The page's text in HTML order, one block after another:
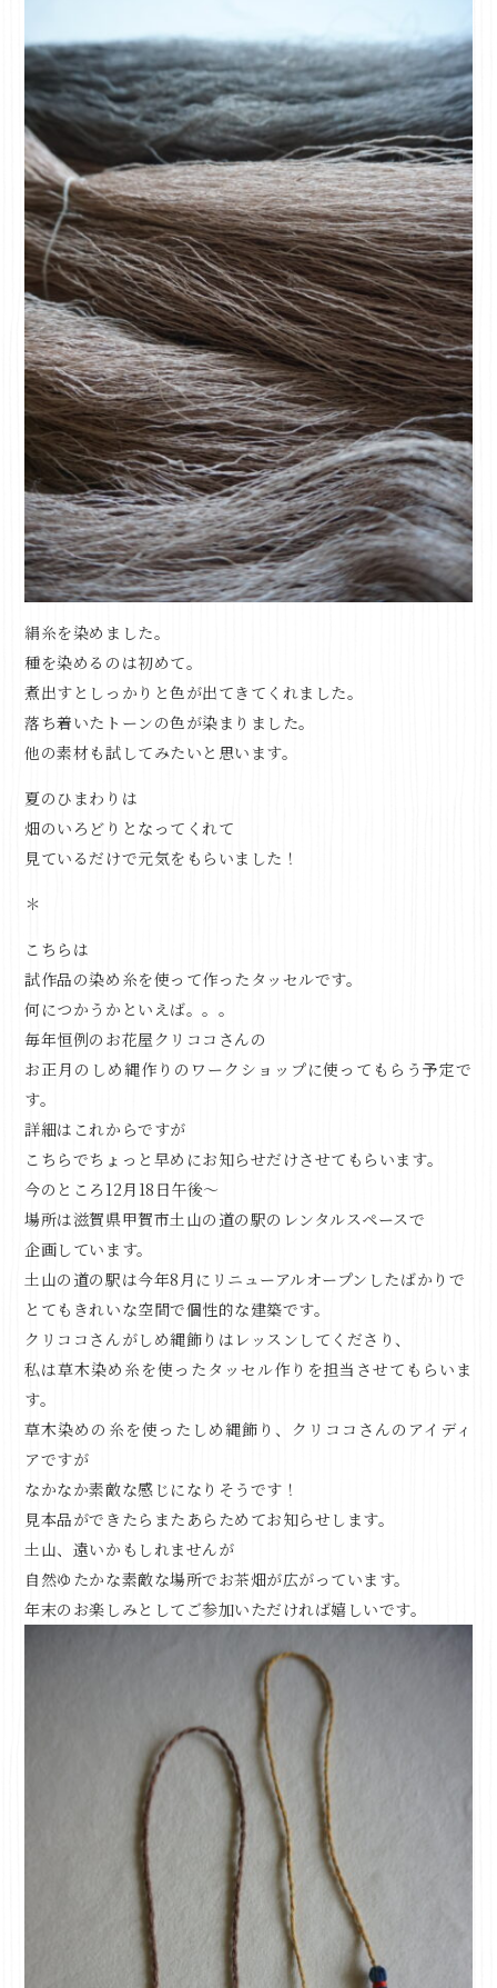
絹糸を染めました。
種を染めるのは初めて。
煮出すとしっかりと色が出てきてくれました。
落ち着いたトーンの色が染まりました。
他の素材も試してみたいと思います。
夏のひまわりは
畑のいろどりとなってくれて
見ているだけで元気をもらいました！
＊
こちらは
試作品の染め糸を使って作ったタッセルです。
何につかうかといえば。。。
毎年恒例のお花屋クリココさんの
お正月のしめ縄作りのワークショップに使ってもらう予定で
す。
詳細はこれからですが
こちらでちょっと早めにお知らせだけさせてもらいます。
今のところ12月18日午後～
場所は滋賀県甲賀市土山の道の駅のレンタルスペースで
企画しています。
土山の道の駅は今年8月にリニューアルオープンしたばかりで
とてもきれいな空間で個性的な建築です。
クリココさんがしめ縄飾りはレッスンしてくださり、
私は草木染め糸を使ったタッセル作りを担当させてもらいま
す。
草木染めの糸を使ったしめ縄飾り、クリココさんのアイディ
アですが
なかなか素敵な感じになりそうです！
見本品ができたらまたあらためてお知らせします。
土山、遠いかもしれませんが
自然ゆたかな素敵な場所でお茶畑が広がっています。
年末のお楽しみとしてご参加いただければ嬉しいです。